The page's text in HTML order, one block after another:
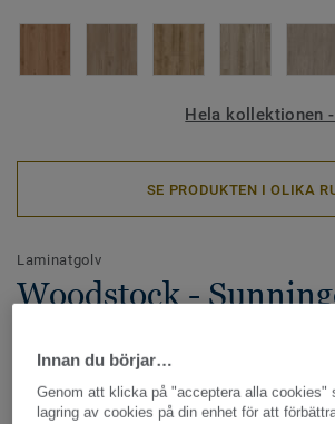
Hela kollektionen
SE PRODUKTEN I OLIKA
Laminatgolv
Woodstock -
I Woodstock-kollektionen finns ett stort
trädesigner med både lugna och rustika
Innan du börjar…
Genom att klicka på "acceptera alla cookies"
lagring av cookies på din enhet för att